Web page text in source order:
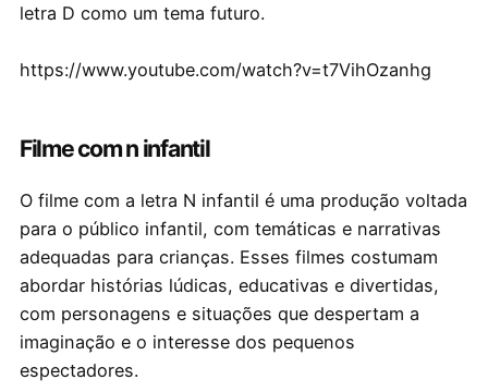
letra D como um tema futuro.
https://www.youtube.com/watch?v=t7VihOzanhg
Filme com n infantil
O filme com a letra N infantil é uma produção voltada
para o público infantil, com temáticas e narrativas
adequadas para crianças. Esses filmes costumam
abordar histórias lúdicas, educativas e divertidas,
com personagens e situações que despertam a
imaginação e o interesse dos pequenos
espectadores.